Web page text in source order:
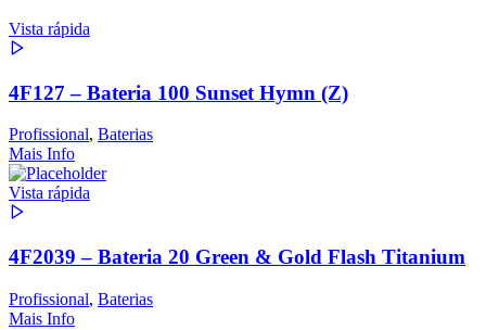
Vista rápida
4F127 – Bateria 100 Sunset Hymn (Z)
Profissional, Baterias
Mais Info
Vista rápida
4F2039 – Bateria 20 Green & Gold Flash Titanium
Profissional, Baterias
Mais Info